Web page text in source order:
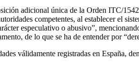
adicional única de la Orden ITC/
competentes, al establecer el
especulativo o abusivo”,
de lo que se ha de entender por
válidamente registradas en España,